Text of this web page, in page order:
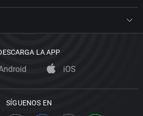
LA APP
iOS
SÍGUENOS EN